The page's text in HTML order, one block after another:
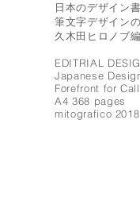
日本のデザイン
筆文字デザイン
久木田ヒロノブ
EDITRIAL
Japanese
Forefront for
A4 368 pages
mitografico 2018